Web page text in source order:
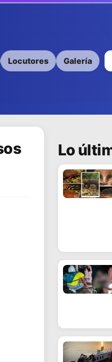
Locutores Galería
Lo